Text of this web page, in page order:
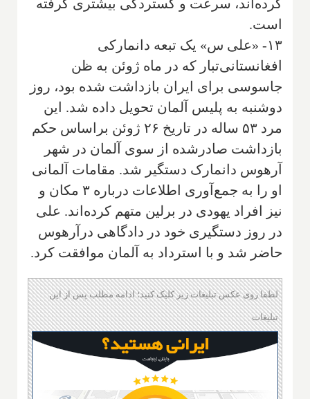
کرده‌اند، سرعت و گستردگی بیشتری گرفته
است.
۱۳- «علی س» یک تبعه دانمارکی
افغانستانی‌تبار که در ماه ژوئن به ظن
جاسوسی برای ایران بازداشت شده بود، روز
دوشنبه به پلیس آلمان تحویل داده شد. این
مرد ۵۳ ساله در تاریخ ۲۶ ژوئن براساس حکم
بازداشت صادرشده از سوی آلمان در شهر
آرهوس دانمارک دستگیر شد. مقامات آلمانی
او را به جمع‌آوری اطلاعات درباره ۳ مکان و
نیز افراد یهودی در برلین متهم کرده‌اند. علی
در روز دستگیری خود در دادگاهی درآرهوس
حاضر شد و با استرداد به آلمان موافقت کرد.
لطفا روی عکس تبلیغات زیر کلیک کنید؛ ادامه مطلب پس از این
تبلیغات